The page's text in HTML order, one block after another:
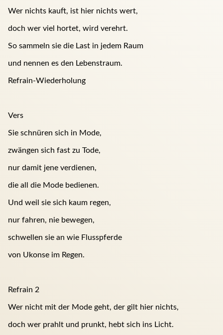
Wer nichts kauft, ist hier nichts wert,
doch wer viel hortet, wird verehrt.
So sammeln sie die Last in jedem Raum
und nennen es den Lebenstraum.
Refrain-Wiederholung
Vers
Sie schnüren sich in Mode,
zwängen sich fast zu Tode,
nur damit jene verdienen,
die all die Mode bedienen.
Und weil sie sich kaum regen,
nur fahren, nie bewegen,
schwellen sie an wie Flusspferde
von Ukonse im Regen.
Refrain 2
Wer nicht mit der Mode geht, der gilt hier nichts,
doch wer prahlt und prunkt, hebt sich ins Licht.